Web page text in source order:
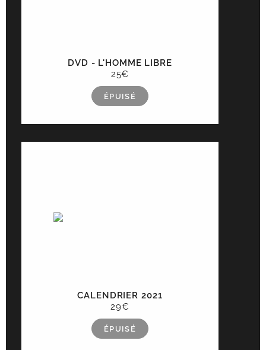
DVD - L'HOMME LIBRE
25€
ÉPUISÉ
CALENDRIER 2021
29€
ÉPUISÉ